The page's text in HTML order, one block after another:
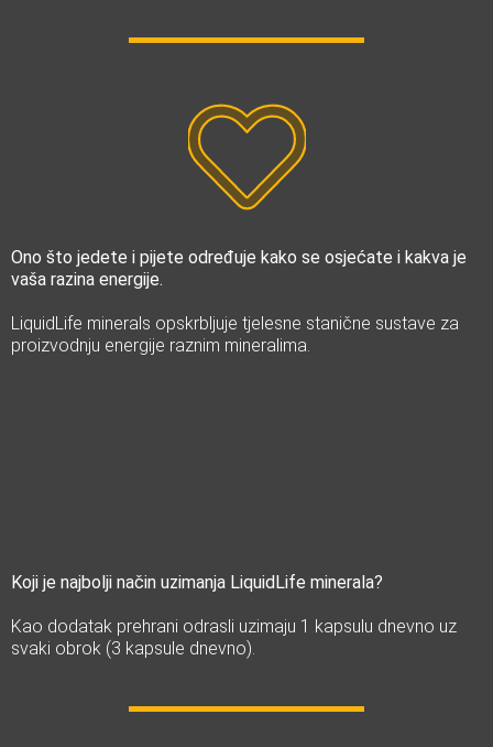
Ono što jedete i pijete određuje kako se osjećate i kakva je
vaša razina energije.
LiquidLife minerals opskrbljuje tjelesne stanične sustave za
proizvodnju energije raznim mineralima.
Koji je najbolji način uzimanja LiquidLife minerala?
Kao dodatak prehrani odrasli uzimaju 1 kapsulu dnevno uz
svaki obrok (3 kapsule dnevno).